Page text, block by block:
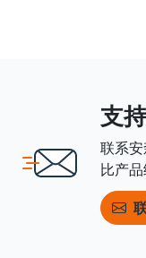
支
联系
比产品